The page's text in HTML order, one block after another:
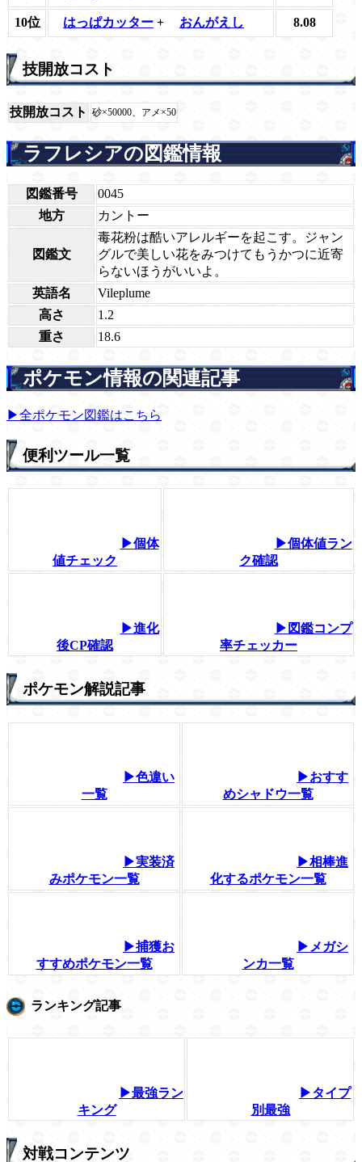
10位 はっぱカッター + おんがえし 8.08
技開放コスト
技開放コスト 砂×50000、アメ×50
ラフレシアの図鑑情報
図鑑番号
0045
地方
カントー
図鑑文
毒花粉は酷いアレルギーを起こす。ジャン
グルで美しい花をみつけてもうかつに近寄
らないほうがいいよ。
英語名
Vileplume
高さ
1.2
重さ
18.6
ポケモン情報の関連記事
▶全ポケモン図鑑はこちら
便利ツール一覧
▶個体
値チェック
▶個体値ラン
ク確認
▶進化
後CP確認
▶図鑑コンプ
率チェッカー
ポケモン解説記事
▶色違い
一覧
▶おすす
めシャドウ一覧
▶実装済
みポケモン一覧
▶相棒進
化するポケモン一覧
▶捕獲お
すすめポケモン一覧
▶メガシ
ンカ一覧
ランキング記事
▶最強ラン
キング
▶タイプ
別最強
対戦コンテンツ